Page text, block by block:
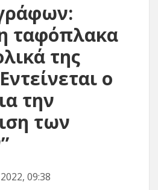
ταφόπλακα
της
ο
την
των
09:38